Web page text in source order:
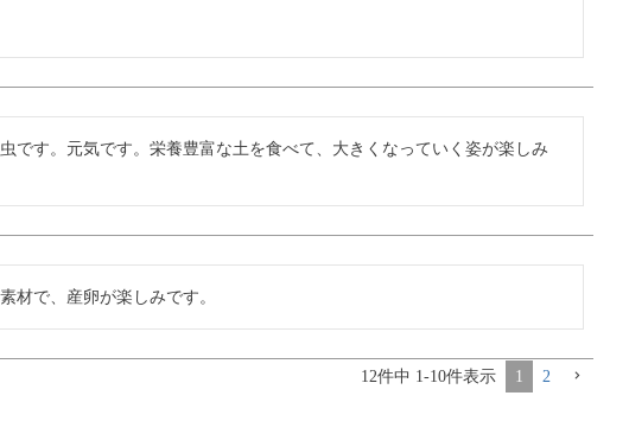
です。元気です。栄養豊富な土を食べて、大きくなっていく姿が楽しみ
材で、産卵が楽しみです。
12件中 1 -10件表示 1 2